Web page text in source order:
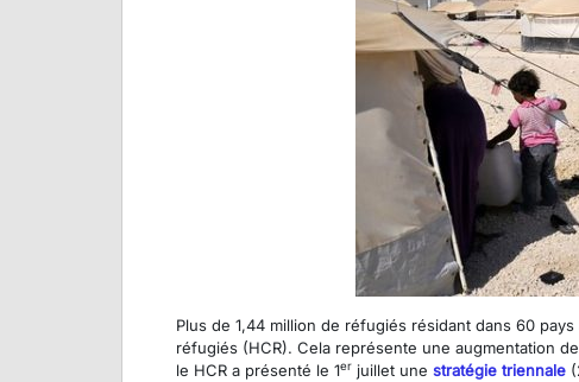
Plus de 1,44 million de réfugiés résidant dans 60
réfugiés (HCR). Cela représente une augmentation
le HCR a présenté le 1er juillet une stratégie triennale